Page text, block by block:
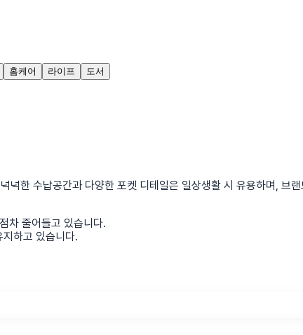
홈케어 라이프 도서
넉한 수납공간과 다양한 포켓 디테일은 일상생활 시 유용하며, 브
차 줄어들고 있습니다.
지하고 있습니다.